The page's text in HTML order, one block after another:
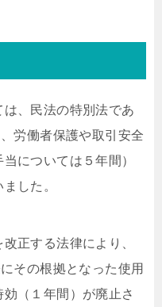
、民法の特別法であ
労働者保護や取引安全
については５年間）
した。
正する法律により、
その根拠となった使用
（１年間）が廃止さ